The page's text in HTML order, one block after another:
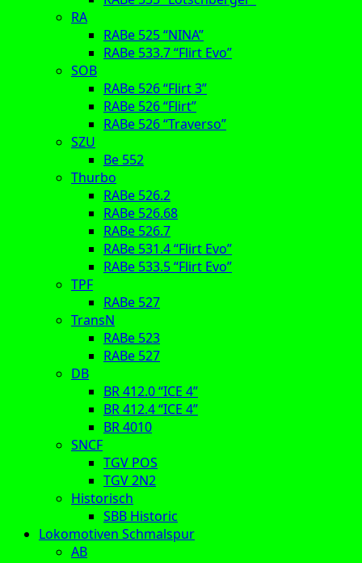
RA
RABe 525 “NINA”
RABe 533.7 “Flirt Evo”
SOB
RABe 526 “Flirt 3”
RABe 526 “Flirt”
RABe 526 “Traverso”
SZU
Be 552
Thurbo
RABe 526.2
RABe 526.68
RABe 526.7
RABe 531.4 “Flirt Evo”
RABe 533.5 “Flirt Evo”
TPF
RABe 527
TransN
RABe 523
RABe 527
DB
BR 412.0 “ICE 4”
BR 412.4 “ICE 4”
BR 4010
SNCF
TGV POS
TGV 2N2
Historisch
SBB Historic
Lokomotiven Schmalspur
AB